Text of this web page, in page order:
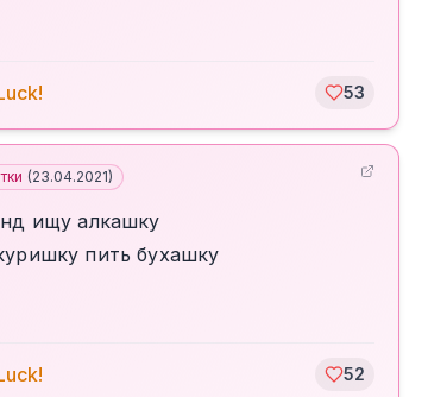
53
(23.04.2021)
ищу алкашку
пить бухашку
52